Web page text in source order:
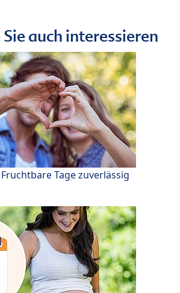
auch interessieren
Tage zuverlässig